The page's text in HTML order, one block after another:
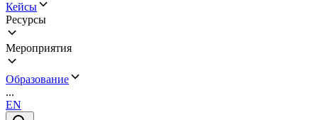
Кейсы
Ресурсы
Мероприятия
Образование
...
EN